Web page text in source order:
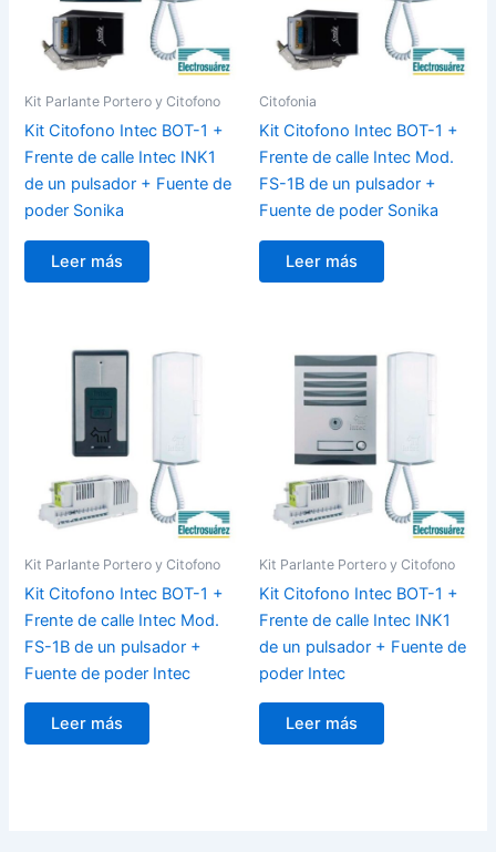
Kit Parlante Portero y Citofono
Kit Citofono Intec BOT-1 +
Frente de calle Intec INK1
de un pulsador + Fuente de
poder Sonika
Leer más
Citofonia
Kit Citofono Intec BOT-1 +
Frente de calle Intec Mod.
FS-1B de un pulsador +
Fuente de poder Sonika
Leer más
Kit Parlante Portero y Citofono
Kit Citofono Intec BOT-1 +
Frente de calle Intec Mod.
FS-1B de un pulsador +
Fuente de poder Intec
Leer más
Kit Parlante Portero y Citofono
Kit Citofono Intec BOT-1 +
Frente de calle Intec INK1
de un pulsador + Fuente de
poder Intec
Leer más